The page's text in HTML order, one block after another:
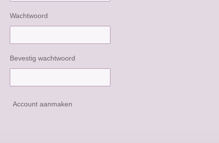
Wachtwoord
Bevestig wachtwoord
Account aanmaken